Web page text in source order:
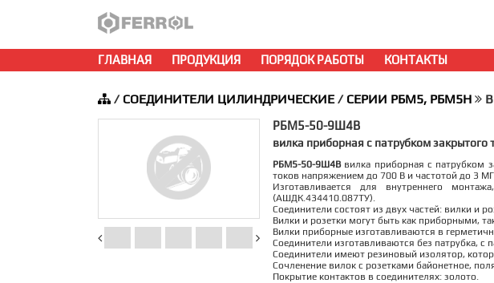
ГЛАВНАЯ ПРОДУКЦИЯ ПОРЯДОК РАБОТЫ КОНТАКТЫ
/ СОЕДИНИТЕЛИ ЦИЛИНДРИЧЕСКИЕ/ СЕРИИ РБМ5, РБМ5Н
РБМ5-50-9Ш4В
вилка приборная с патрубком закрытого
РБМ5-50-9Ш4Ввилка приборная с патрубком
токов напряжением до 700 В и частотой до 3
Изготавливается для внутреннего
(АШДК.434410.087ТУ).
Соединители состоят из двух частей: вилки и
Вилки и розетки могут быть как приборными,
Вилки приборные изготавливаются в
Соединители изготавливаются без патрубка, с
Соединители имеют резиновый изолятор,
Сочленение вилок с розетками байонетное,
Покрытие контактов в соединителях: золото.